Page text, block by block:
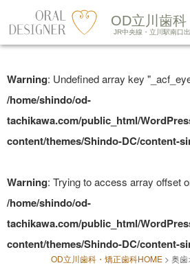
to
content
OD立川歯
JR中央線・立川駅南口
LINE友だち追加
Warning: Undefined array key
/home/shindo/od-
tachikawa.com/public_html/
content/themes/Shindo-DC/content-
Warning: Trying to access array offset
/home/shindo/od-
tachikawa.com/public_html/
content/themes/Shindo-DC/content-
OD立川歯科・矯正歯科HOME > 奥